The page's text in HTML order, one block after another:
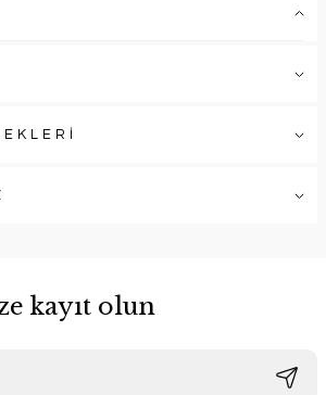
kayıt olun